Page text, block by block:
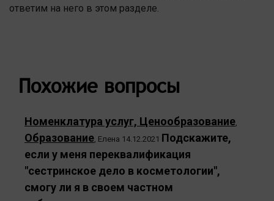
ответим на него в этом разделе.
Похожие вопросы
Номенклатура услуг, Ценообразование
Образование Елена 14.12.2021 Подскажите,
если у меня переквалификация
"сестринское дело в косметологии",
смогу ли я в своем частном